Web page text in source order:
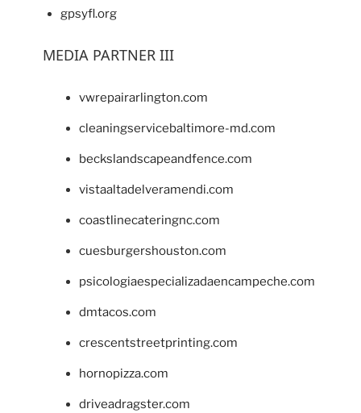
gpsyfl.org
MEDIA PARTNER III
vwrepairarlington.com
cleaningservicebaltimore-md.com
beckslandscapeandfence.com
vistaaltadelveramendi.com
coastlinecateringnc.com
cuesburgershouston.com
psicologiaespecializadaencampeche.com
dmtacos.com
crescentstreetprinting.com
hornopizza.com
driveadragster.com